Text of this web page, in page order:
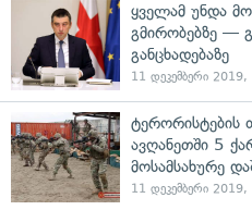
ყველამ უნდა
გმირობებზე —
განცხადებაზე
11 დეკემბერი
ტერორისტების
ავღანეთში 5
მოსამსახურე
11 დეკემბერი